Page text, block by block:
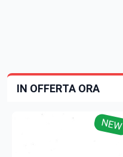
IN OFFERTA ORA
NEW